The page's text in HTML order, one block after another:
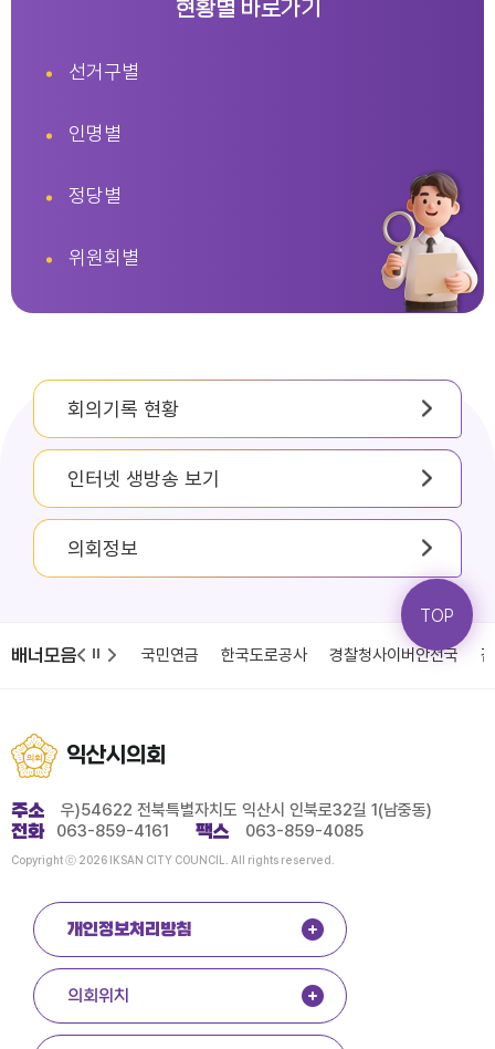
현황별 바로가기
선거구별
인명별
정당별
위원회별
회의기록 현황
인터넷 생방송 보기
의회정보
배너모음
보험 국민연금 한국도로공사 경찰청사이버안전국 감사원 188민
익산시의회
주소 우)54622 전북특별자치도 익산시 인북로32길 1(남중동)
전화 063-859-4161 팩스 063-859-4085
Copyright ⓒ 2026 IKSAN CITY COUNCIL. All rights reserved.
개인정보처리방침
의회위치
TOP